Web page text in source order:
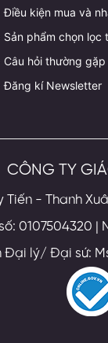
Điều kiện mua và
Sản phẩm chọn lọc
Câu hỏi thường gặp
Đăng kí Newsletter
CÔNG TY
Tiến - Thanh
0107504320 |
Đại lý/ Đại sứ: